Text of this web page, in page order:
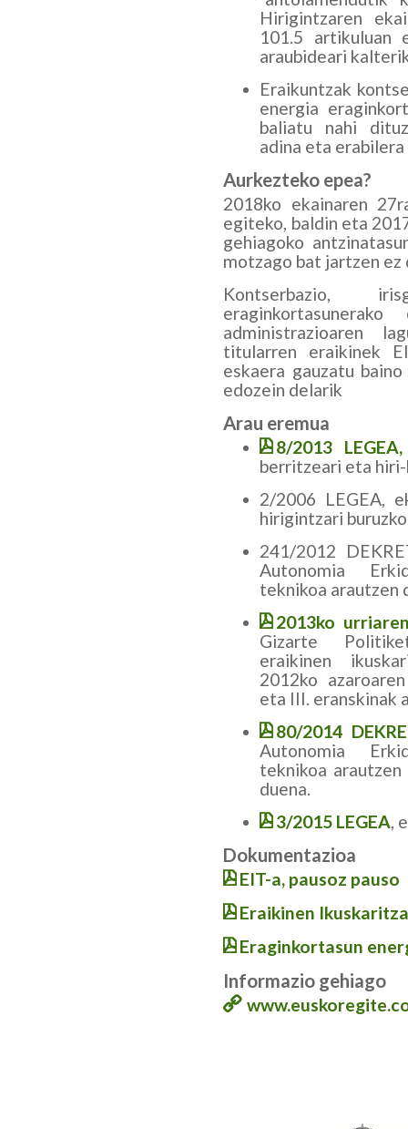
Hirigintzaren
101.5 artikuluan
araubideari
Eraikuntzak
energia
baliatu nahi
adina eta
Aurkezteko epea?
2018ko ekainaren
egiteko, baldin eta
gehiagoko
motzago bat jartzen ez
Kontserbazio,
administrazioaren
titularren eraikinek
eskaera gauzatu
edozein delarik
Arau eremua
8/2013
berritzeari eta
2/2006 LEGEA,
hirigintzari
241/2012
Autonomia
teknikoa arautzen
2013ko
Gizarte
eraikinen
2012ko
eta III. eranskinak
80/2014
Autonomia
teknikoa
duena.
3/2015 LEGEA,
Dokumentazioa
EIT-a, pausoz pauso
Eraikinen
Eraginkortasun
Informazio gehiago